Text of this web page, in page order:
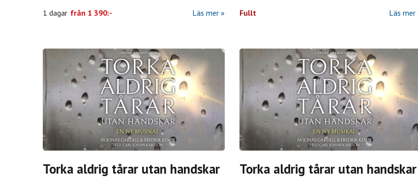
1 dagar från 1 390:- Läs mer Fullt Läs mer
Torka aldrig tårar utan handskar
Torka aldrig tårar utan handskar